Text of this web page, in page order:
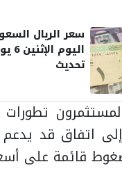
سعر الريال
تحديث
تطورات
اتفاق قد
قائمة على